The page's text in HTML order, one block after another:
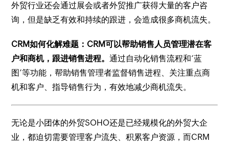
外贸行业还会通过展会或者外贸推广获得大量的客户咨
询，但是缺乏有效和持续的跟进，会造成很多商机流失。
CRM如何化解难题：CRM可以帮助销售人员管理潜在客
户和商机，跟进销售进程。通过自动化销售流程和‘蓝
图’等功能，帮助销售管理者监督销售进程、关注重点商
机和客户、指导销售行为，有效地减少商机流失。
无论是小团体的外贸SOHO还是已经规模化的外贸大企
业，都迫切需要管理客户流失、积累客户资源，而CRM